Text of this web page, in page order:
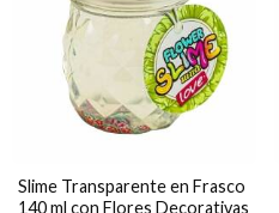
Slime Transparente en Frasco
140 ml con Flores Decorativas